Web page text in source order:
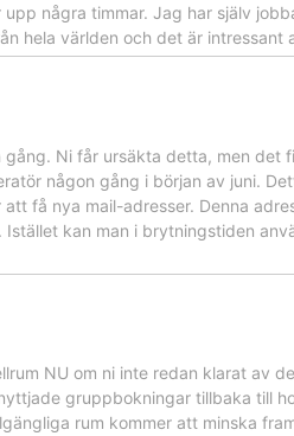
några timmar. Jag har själv
hela världen och det är intressant
Ni får ursäkta detta, men det
någon gång i början av juni.
få nya mail-adresser. Denna
kan man i brytningstiden
NU om ni inte redan klarat av
gruppbokningar tillbaka till
rum kommer att minska